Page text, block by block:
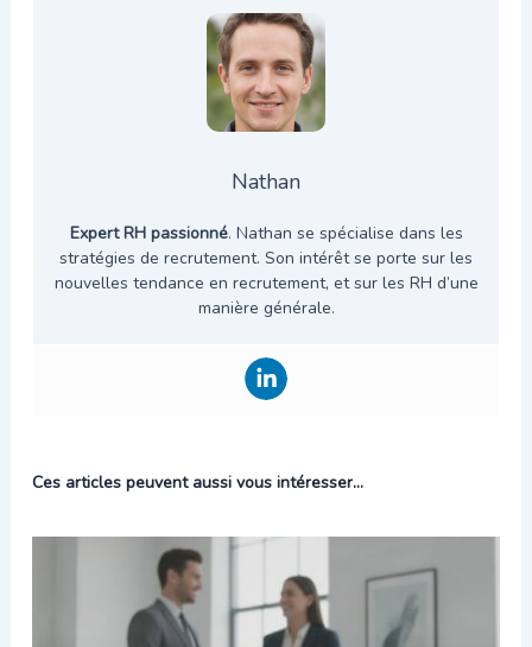
Nathan
Expert RH passionné. Nathan se spécialise dans les
stratégies de recrutement. Son intérêt se porte sur les
nouvelles tendance en recrutement, et sur les RH d’une
manière générale.
Ces articles peuvent aussi vous intéresser...